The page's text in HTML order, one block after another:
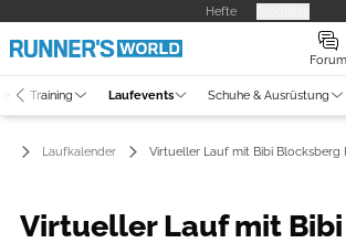
Hefte
Forum
Training Laufevents Schuhe & Ausrüstung
Laufkalender Virtueller Lauf mit Bibi Blocksberg
Virtueller Lauf mit Bibi